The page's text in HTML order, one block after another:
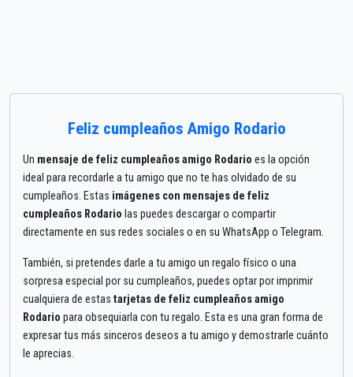
Feliz cumpleaños Amigo Rodario
Un mensaje de feliz cumpleaños amigo Rodario es la opción
ideal para recordarle a tu amigo que no te has olvidado de su
cumpleaños. Estas imágenes con mensajes de feliz
cumpleaños Rodario las puedes descargar o compartir
directamente en sus redes sociales o en su WhatsApp o Telegram.
También, si pretendes darle a tu amigo un regalo físico o una
sorpresa especial por su cumpleaños, puedes optar por imprimir
cualquiera de estas tarjetas de feliz cumpleaños amigo
Rodario para obsequiarla con tu regalo. Esta es una gran forma de
expresar tus más sinceros deseos a tu amigo y demostrarle cuánto
le aprecias.